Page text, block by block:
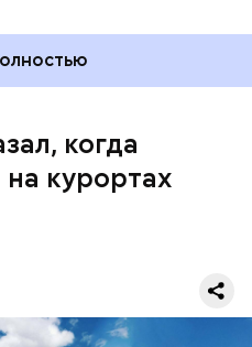
когда
на курортах
следующей
на юг России придет
будет там выше
недели — плюс